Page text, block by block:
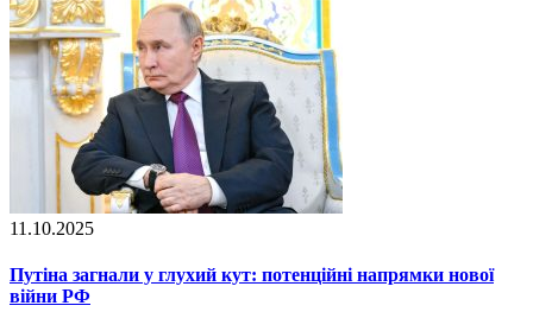
11.10.2025
Путіна загнали у глухий кут: потенційні напрямки нової
війни РФ